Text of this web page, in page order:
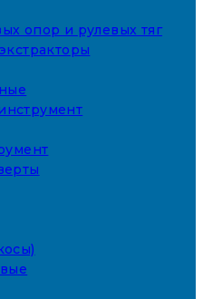
опор и рулевых тяг